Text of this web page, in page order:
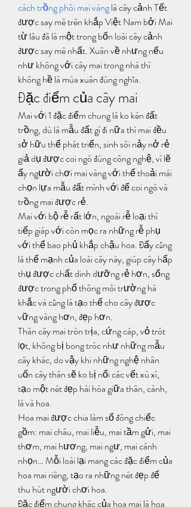
cách trồng phôi mai vàng là cây cảnh Tết
được say mê trên khắp Việt Nam bởi Mai
từ lâu đã là một trong bốn loài cây cảnh
được say mê nhất. Xuân về nhưng nếu
như không với cây mai trong nhà thì
không hề là mùa xuân đúng nghĩa.
Đặc điểm của cây mai
Mai với 1 đặc điểm chung là ko kén đất
trồng, dù là mẫu đất gì đi nữa thì mai đều
sở hữu thể phát triển, sinh sôi nảy nở rẻ
giả dụ được coi ngó đúng công nghệ, vì lẽ
ấy người chơi mai vàng với thể thoải mái
chọn lựa mẫu đất mình với để coi ngó và
trồng mai được rẻ.
Mai với bộ rễ rất lớn, ngoài rễ loại thì
tiếp giáp với còn mọc ra những rễ phụ
với thể bao phủ khắp chậu hoa. Đấy cũng
là thế mạnh của loài cây này, giúp cây hấp
thụ được chất dinh dưỡng rẻ hơn, sống
được trong phổ thông môi trường hà
khắc và cũng là tạo thế cho cây được
vững vàng hơn, đẹp hơn.
Thân cây mai tròn trịa, cứng cáp, vỏ trót
lọt, không bị bong tróc như những mẫu
cây khác, do vậy khi những nghệ nhân
uốn cây thân sẽ ko bị nổi các vết xù xì,
tạo một nét đẹp hài hòa giữa thân, cành,
lá và hoa.
Hoa mai được chia làm số đông chiếc
gồm: mai châu, mai liễu, mai tầm gửi, mai
thơm, mai hương, mai ngư, mai cánh
nhọn… Mỗi loài lại mang các đặc điểm của
hoa mai riêng, tạo ra những nét đẹp để
thu hút người chơi hoa.
Đặc điểm chung khác của hoa mai là hoa